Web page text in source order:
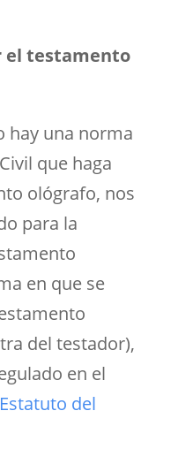
el testamento
hay una norma
que haga
ológrafo, nos
para la
en que se
del testador),
en el
del